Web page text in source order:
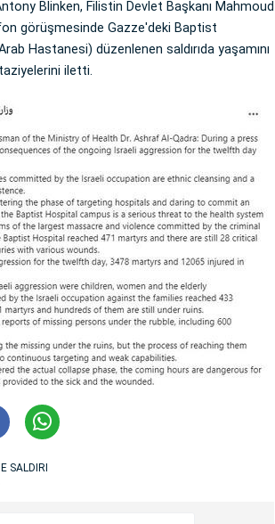
Blinken, Filistin Devlet Başkanı Mahmoud
görüşmesinde Gazze'deki Baptist
Hastanesi) düzenlenen saldırıda yaşamını
iletti.
SALDIRI